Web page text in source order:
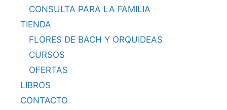
CONSULTA PARA LA FAMILIA
TIENDA
FLORES DE BACH Y ORQUIDEAS
CURSOS
OFERTAS
LIBROS
CONTACTO